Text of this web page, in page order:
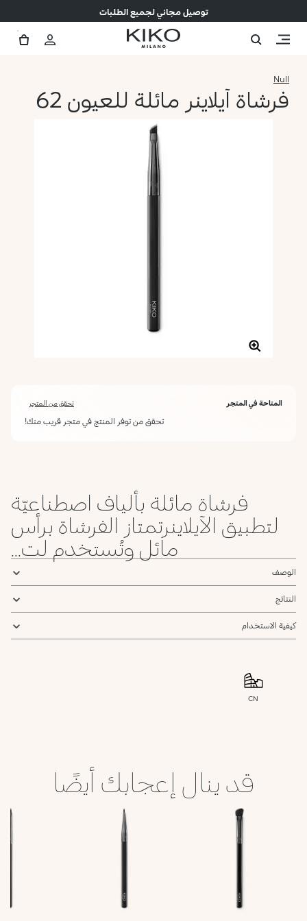
توصيل مجاني لجميع الطلبات
Null
فرشاة آيلاينر مائلة للعيون 62
المتاحة في المتجر تحقق من المتجر
تحقق من توفر المنتج في متجر قريب منك!
فرشاة مائلة بألياف اصطناعيّة
لتطبيق الآيلاينرتمتاز الفرشاة برأس
مائل وتُستخدم لت...
الوصف
النتائج
كيفية الاستخدام
CN
قد ينال إعجابك أيضًا